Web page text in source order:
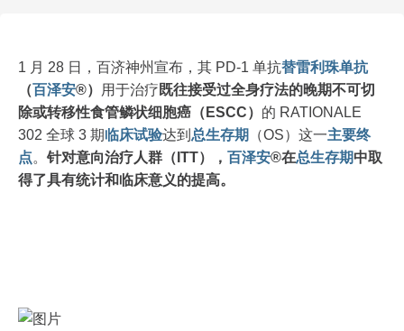
1 月 28 日，百济神州宣布，其 PD-1 单抗替雷利珠单抗
（百泽安®） 用于治疗 既往接受过全身疗法的晚期不可切
除或转移性食管鳞状细胞癌（ESCC） 的 RATIONALE
302 全球 3 期临床试验达到 总生存期 （OS）这一主要终
点。 针对意向治疗人群（ITT）， 百泽安®在总生存期中取
得了具有统计和临床意义的提高。